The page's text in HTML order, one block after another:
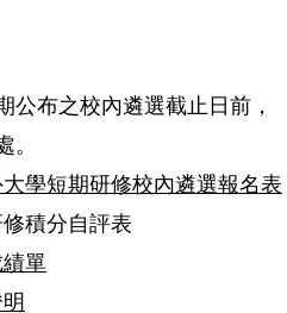
公布之校內遴選截止日前，
。
學短期研修校內遴選報名表
積分自評表
單